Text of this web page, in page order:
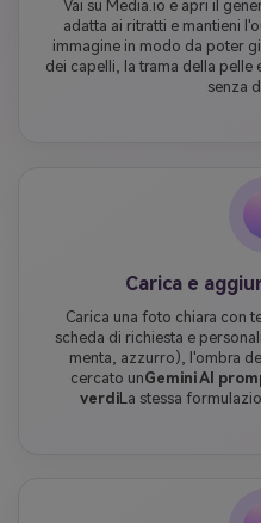
Vai su Media.io e apri il
adatta ai ritratti e mantieni
immagine in modo da poter
dei capelli, la trama della pelle
senza
Carica e
Carica una foto chiara con
scheda di richiesta e
menta, azzurro), l'ombra
cercato unGemini AI
verdiLa stessa